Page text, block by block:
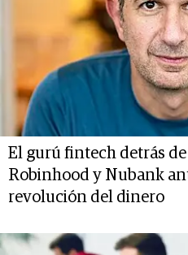
El gurú fintech detrás
Robinhood y Nubank
revolución del dinero